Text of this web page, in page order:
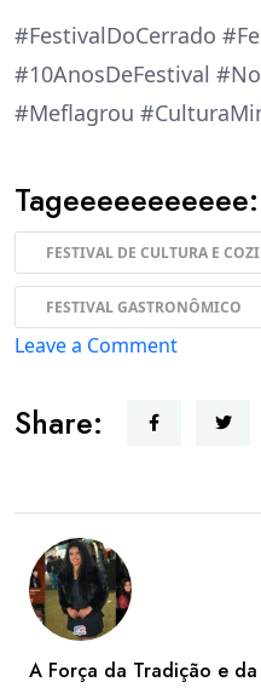
#FestivalDoCerrado
#10AnosDeFestival
#Meflagrou
Tageeeeeeeeeee:
FESTIVAL DE CULTURA E
FESTIVAL GASTRONÔMICO
Leave a Commenton
Histórico:
de
Mineira
Share:
A Força da Tradição e da